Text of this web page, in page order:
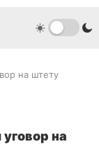
на штету
на